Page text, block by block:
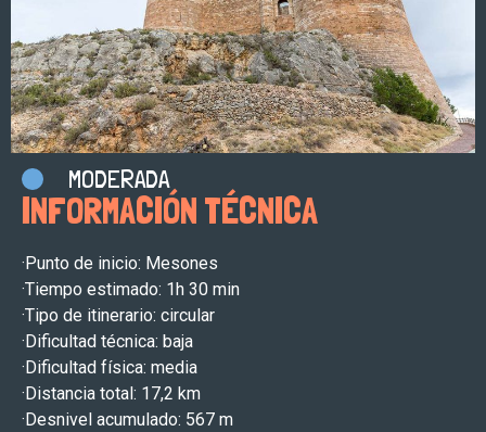
MODERADA
INFORMACIÓN TÉCNICA
·Punto de inicio: Mesones
·Tiempo estimado: 1h 30 min
·Tipo de itinerario: circular
·Dificultad técnica: baja
·Dificultad física: media
·Distancia total: 17,2 km
·Desnivel acumulado: 567 m